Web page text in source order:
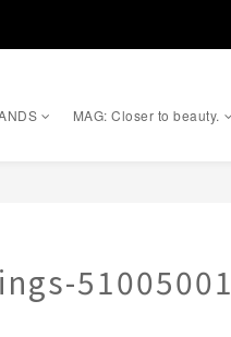
MAG: Closer to beauty.
51005001